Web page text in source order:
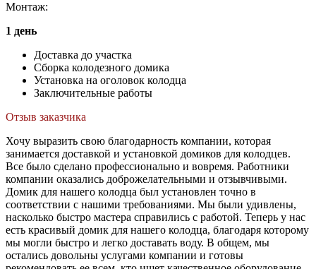
Монтаж:
1 день
Доставка до участка
Сборка колодезного домика
Установка на оголовок колодца
Заключительные работы
Отзыв заказчика
Хочу выразить свою благодарность компании, которая
занимается доставкой и установкой домиков для колодцев.
Все было сделано профессионально и вовремя. Работники
компании оказались доброжелательными и отзывчивыми.
Домик для нашего колодца был установлен точно в
соответствии с нашими требованиями. Мы были удивлены,
насколько быстро мастера справились с работой. Теперь у нас
есть красивый домик для нашего колодца, благодаря которому
мы могли быстро и легко доставать воду. В общем, мы
остались довольны услугами компании и готовы